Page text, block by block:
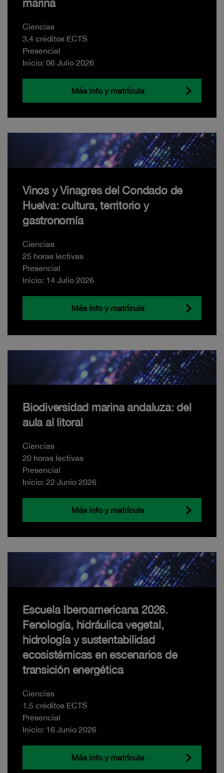
marina
Ciencias
3,4 créditos ECTS
Presencial
Inicio: 06 Julio 2026
Más info y matrícula
Vinos y Vinagres del Condado de
Huelva: cultura, territorio y
gastronomía
Ciencias
25 horas lectivas
Presencial
Inicio: 14 Julio 2026
Más info y matrícula
Biodiversidad marina andaluza: del
aula al litoral
Ciencias
20 horas lectivas
Presencial
Inicio: 22 Junio 2026
Más info y matrícula
Escuela Iberoamericana 2026.
Fenología, hidráulica vegetal,
hidrología y sustentabilidad
ecosistémicas en escenarios de
transición energética
Ciencias
1,5 créditos ECTS
Presencial
Inicio: 16 Junio 2026
Más info y matrícula